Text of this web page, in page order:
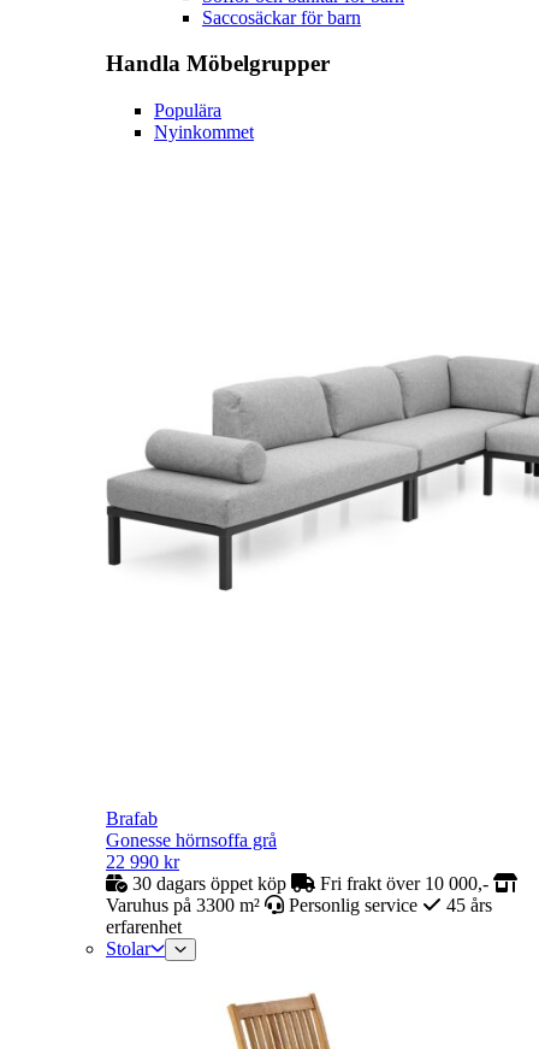
Saccosäckar för barn
Handla Möbelgrupper
Populära
Nyinkommet
Brafab
Gonesse hörnsoffa grå
22 990 kr
30 dagars öppet köp
Fri frakt över 10 000,-
Varuhus på 3300 m²
Personlig service
45 års
erfarenhet
Stolar